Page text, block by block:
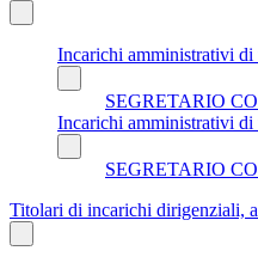
Incarichi amministrativi di
SEGRETARIO
Incarichi amministrativi
SEGRETARIO
Titolari di incarichi dirigenziali,